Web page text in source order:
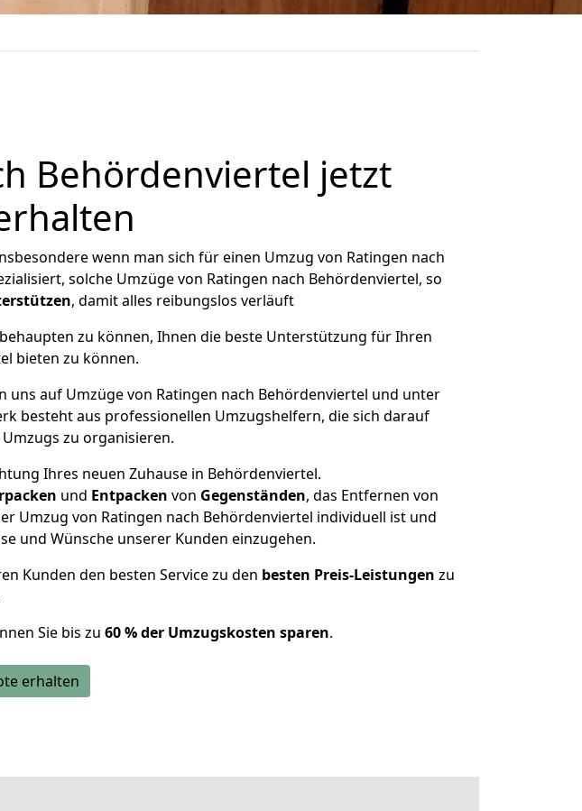
Behördenviertel jetzt
wenn man sich für einen Umzug von Ratingen nach
solche Umzüge von Ratingen nach Behördenviertel, so
, damit alles reibungslos verläuft
zu können, Ihnen die beste Unterstützung für Ihren
bieten zu können.
uns auf Umzüge von Ratingen nach Behördenviertel und unter
besteht aus professionellen Umzugshelfern, die sich darauf
zu organisieren.
Ihres neuen Zuhause in Behördenviertel.
und Entpacken von Gegenständen, das Entfernen von
Umzug von Ratingen nach Behördenviertel individuell ist und
und Wünsche unserer Kunden einzugehen.
Kunden den besten Service zu den besten Preis-Leistungen zu
Sie bis zu 60 % der Umzugskosten sparen.
erhalten